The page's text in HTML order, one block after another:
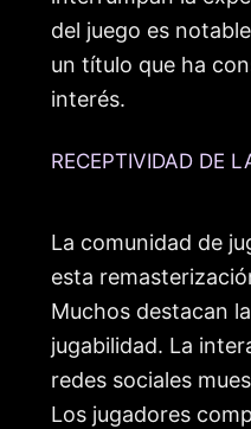
del juego es
un título que ha
interés.
RECEPTIVIDAD DE
La comunidad de
esta
Muchos destacan
jugabilidad. La
redes sociales
Los jugadores